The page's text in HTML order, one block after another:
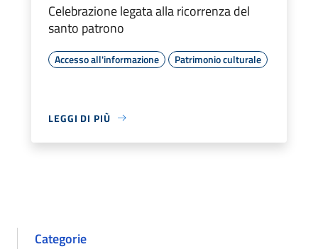
Celebrazione legata alla ricorrenza del
santo patrono
Accesso all'informazione Patrimonio culturale
LEGGI DI PIÙ
Categorie